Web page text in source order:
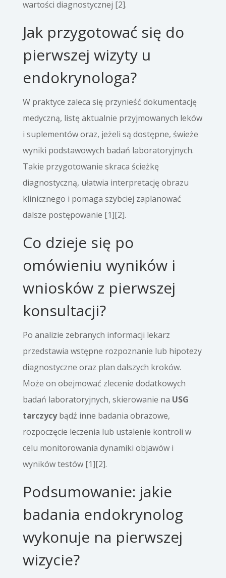
wartości diagnostycznej [2].
Jak przygotować się do
pierwszej wizyty u
endokrynologa?
W praktyce zaleca się przynieść dokumentację
medyczną, listę aktualnie przyjmowanych leków
i suplementów oraz, jeżeli są dostępne, świeże
wyniki podstawowych badań laboratoryjnych.
Takie przygotowanie skraca ścieżkę
diagnostyczną, ułatwia interpretację obrazu
klinicznego i pomaga szybciej zaplanować
dalsze postępowanie [1][2].
Co dzieje się po
omówieniu wyników i
wniosków z pierwszej
konsultacji?
Po analizie zebranych informacji lekarz
przedstawia wstępne rozpoznanie lub hipotezy
diagnostyczne oraz plan dalszych kroków.
Może on obejmować zlecenie dodatkowych
badań laboratoryjnych, skierowanie na USG
tarczycybądź inne badania obrazowe,
rozpoczęcie leczenia lub ustalenie kontroli w
celu monitorowania dynamiki objawów i
wyników testów [1][2].
Podsumowanie: jakie
badania endokrynolog
wykonuje na pierwszej
wizycie?